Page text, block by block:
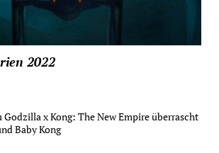
2022
Godzilla x Kong: The New Empire überrascht
Baby Kong